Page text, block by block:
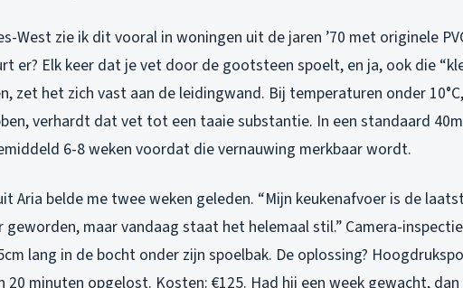
West zie ik dit vooral in woningen uit de jaren ’70 met originele
er? Elk keer dat je vet door de gootsteen spoelt, en ja, ook die
zet het zich vast aan de leidingwand. Bij temperaturen onder
verhardt dat vet tot een taaie substantie. In een standaard
6-8 weken voordat die vernauwing merkbaar wordt.
Aria belde me twee weken geleden. “Mijn keukenafvoer is de
geworden, maar vandaag staat het helemaal stil.” Camera-
lang in de bocht onder zijn spoelbak. De oplossing?
20 minuten opgelost. Kosten: €125. Had hij een week gewacht,